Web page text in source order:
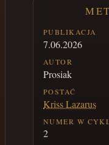
PUBLIKACJA
7.06.2026
AUTOR
Prosiak
POSTAĆ
Kriss Lazarus
NUMER W
2